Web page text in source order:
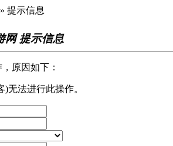
» 提示信息
网 提示信息
原因如下：
无法进行此操作。